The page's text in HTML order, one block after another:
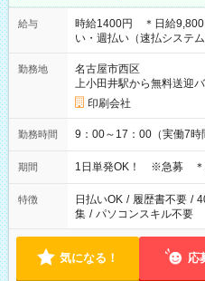
給与
時給1400円 ＊日給
い・週払い（速払システ
勤務地
名古屋市西区
上小田井駅から無料送迎
印刷会社
勤務時間 9：00～17：00（実働7
期間 1日単発OK！ ※急募 ＊8
特徴 日払いOK / 履歴書不要 /
集 / パソコンスキル不要
気になる！ 応